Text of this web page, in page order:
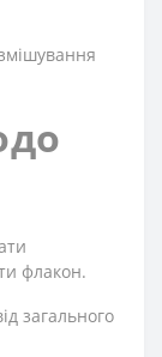
флакон.
загального